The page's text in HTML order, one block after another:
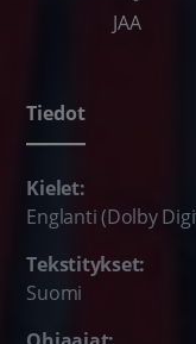
JAA
Tiedot
Kielet:
Englanti (Dolby
Tekstitykset:
Suomi